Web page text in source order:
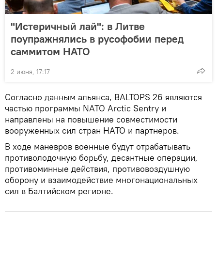
"Истеричный лай": в Литве
поупражнялись в русофобии перед
саммитом НАТО
2 июня, 17:17
Согласно данным альянса, BALTOPS 26 являются
частью программы NATO Arctic Sentry и
направлены на повышение совместимости
вооруженных сил стран НАТО и партнеров.
В ходе маневров военные будут отрабатывать
противолодочную борьбу, десантные операции,
противоминные действия, противовоздушную
оборону и взаимодействие многонациональных
сил в Балтийском регионе.